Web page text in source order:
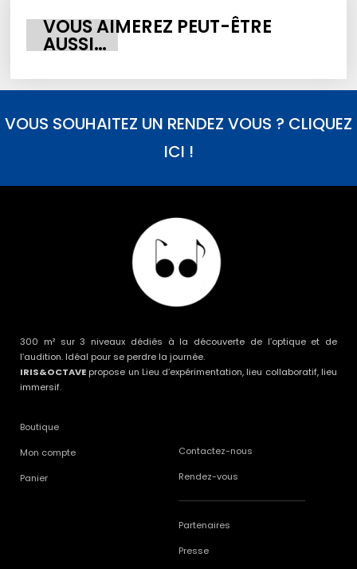
VOUS AIMEREZ PEUT-ÊTRE
AUSSI…
VOUS SOUHAITEZ UN RENDEZ VOUS ? CLIQUEZ
ICI !
300 m² sur 3 niveaux dédiés à la découverte de l’optique et de
l’audition. Idéal pour se perdre la journée.
IRIS&OCTAVE propose un Lieu d’expérimentation, lieu collaboratif, lieu
immersif.
Boutique
Mon compte
Panier
Contactez-nous
Rendez-vous
Partenaires
Presse